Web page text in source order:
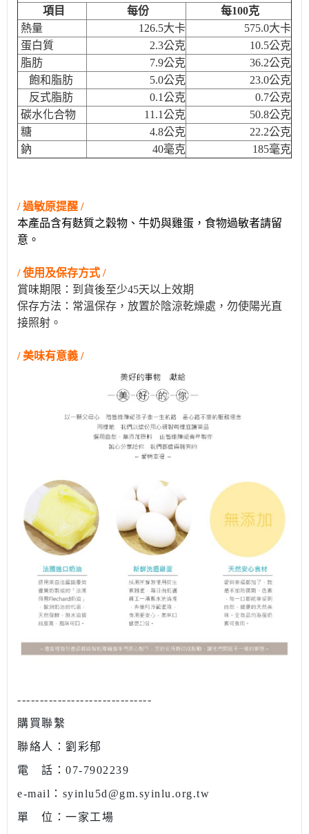
項目
每份
每100克
熱量
126.5大卡
575.0大卡
蛋白質
2.3公克
10.5公克
脂肪
7.9公克
36.2公克
飽和脂肪
5.0公克
23.0公克
反式脂肪
0.1公克
0.7公克
碳水化合物
11.1公克
50.8公克
糖
4.8公克
22.2公克
鈉
40毫克 185毫克
/ 過敏原提醒 /
本產品含有麩質之穀物、牛奶與雞蛋，食物過敏者請留
意。
/ 使用及保存方式 /
賞味期限：到貨後至少45天以上效期
保存方法：常溫保存，放置於陰涼乾燥處，勿使陽光直
接照射。
/ 美味有意義 /
------------------------------
購買聯繫
聯絡人：劉彩郁
電 話：07-7902239
e-mail：syinlu5d@gm.syinlu.org.tw
單 位：一家工場